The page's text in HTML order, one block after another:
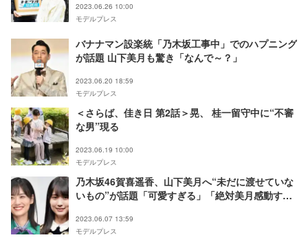
2023.06.26 10:00
モデルプレス
バナナマン設楽統「乃木坂工事中」でのハプニング
が話題 山下美月も驚き「なんで～？」
2023.06.20 18:59
モデルプレス
＜さらば、佳き日 第2話＞晃、 桂一留守中に“不審
な男”現る
2023.06.19 10:00
モデルプレス
乃木坂46賀喜遥香、山下美月へ“未だに渡せていな
いもの”が話題「可愛すぎる」「絶対美月感動す
2023.06.07 13:59
モデルプレス